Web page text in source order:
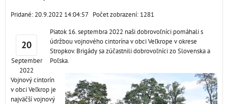
Pridané: 20.9.2022 14:04:57 Počet zobrazení: 1281
20
September
2022
Piatok 16. septembra 2022 naši dobrovoľníci pomáhali s
údržbou vojnového cintorína v obci Veľkrope v okrese
Stropkov. Brigády sa zúčastnili dobrovoľníci zo Slovenska a
Poľska.
Vojnový cintorín
v obci Veľkrop je
najväčší vojnový